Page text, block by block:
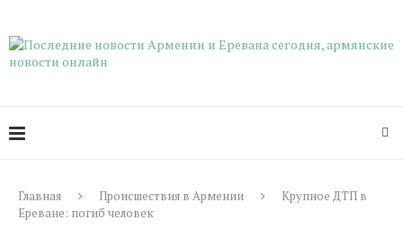
Главная Происшествия в Армении
Крупное ДТП в
Ереване: погиб человек